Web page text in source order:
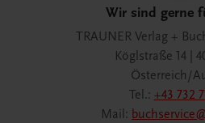
Wir sind gerne
TRAUNER Verlag +
Köglstraße 14 |
Österreich/
Tel.: +43 732
Mail: